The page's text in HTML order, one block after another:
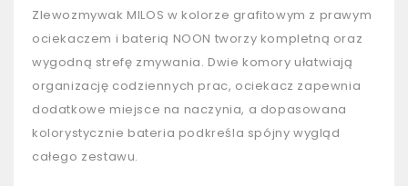
Zlewozmywak MILOS w kolorze grafitowym z prawym
ociekaczem i baterią NOON tworzy kompletną oraz
wygodną strefę zmywania. Dwie komory ułatwiają
organizację codziennych prac, ociekacz zapewnia
dodatkowe miejsce na naczynia, a dopasowana
kolorystycznie bateria podkreśla spójny wygląd
całego zestawu.